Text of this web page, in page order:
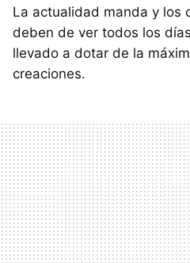
La actualidad manda y los
deben de ver todos los
llevado a dotar de la
creaciones.